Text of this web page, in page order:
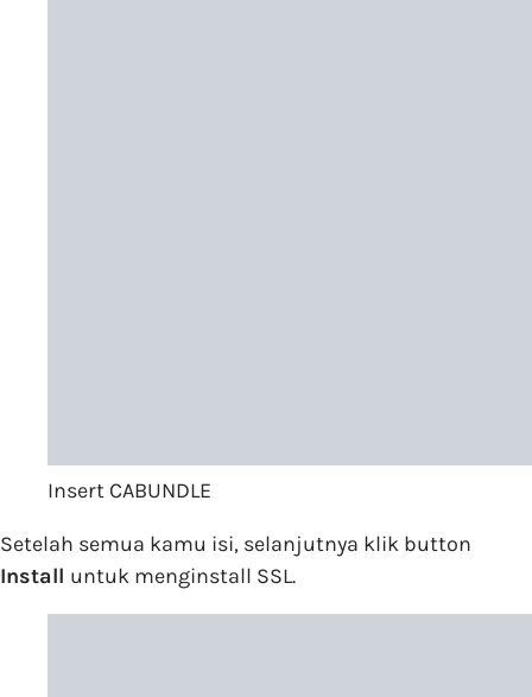
Insert CABUNDLE
Setelah semua kamu isi, selanjutnya klik button
Install untuk menginstall SSL.